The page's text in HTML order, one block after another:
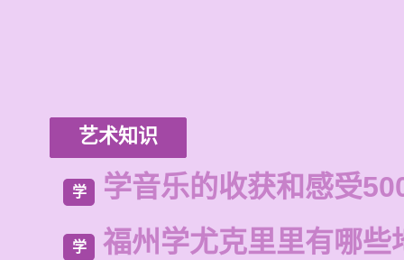
艺术知识
学 学音乐的收获和感受
学 福州学尤克里里有哪些